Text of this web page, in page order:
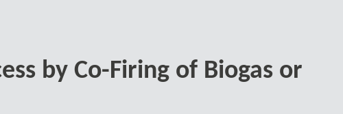
by Co-​Firing of Biogas or